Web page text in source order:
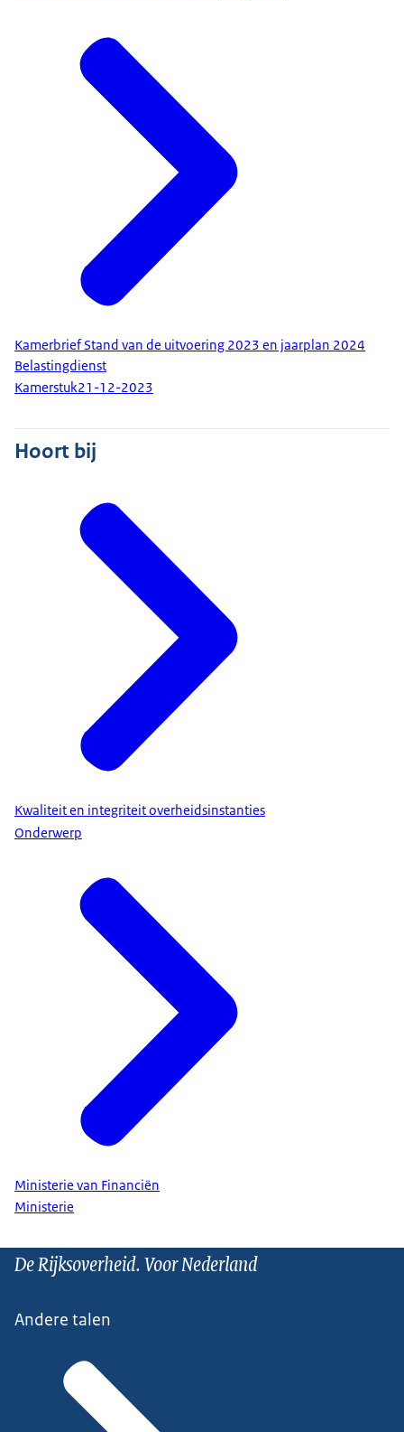
Kamerbrief Stand van de uitvoering 2023 en jaarplan 2024
Belastingdienst
Kamerstuk21-12-2023
Hoort bij
Kwaliteit en integriteit overheidsinstanties
Onderwerp
Ministerie van Financiën
Ministerie
De Rijksoverheid. Voor Nederland
Andere talen